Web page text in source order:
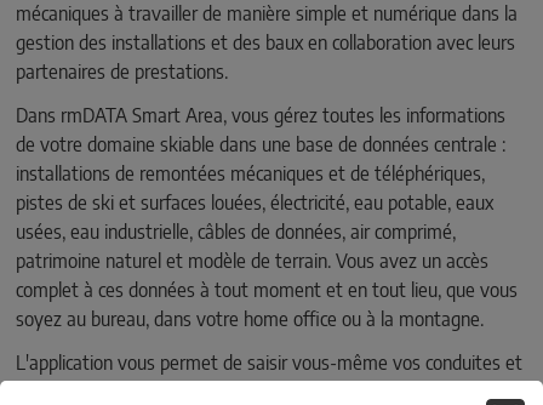
mécaniques à travailler de manière simple et numérique dans la
gestion des installations et des baux en collaboration avec leurs
partenaires de prestations.
Dans rmDATA Smart Area, vous gérez toutes les informations
de votre domaine skiable dans une base de données centrale :
installations de remontées mécaniques et de téléphériques,
pistes de ski et surfaces louées, électricité, eau potable, eaux
usées, eau industrielle, câbles de données, air comprimé,
patrimoine naturel et modèle de terrain. Vous avez un accès
complet à ces données à tout moment et en tout lieu, que vous
soyez au bureau, dans votre home office ou à la montagne.
L'application vous permet de saisir vous-même vos conduites et